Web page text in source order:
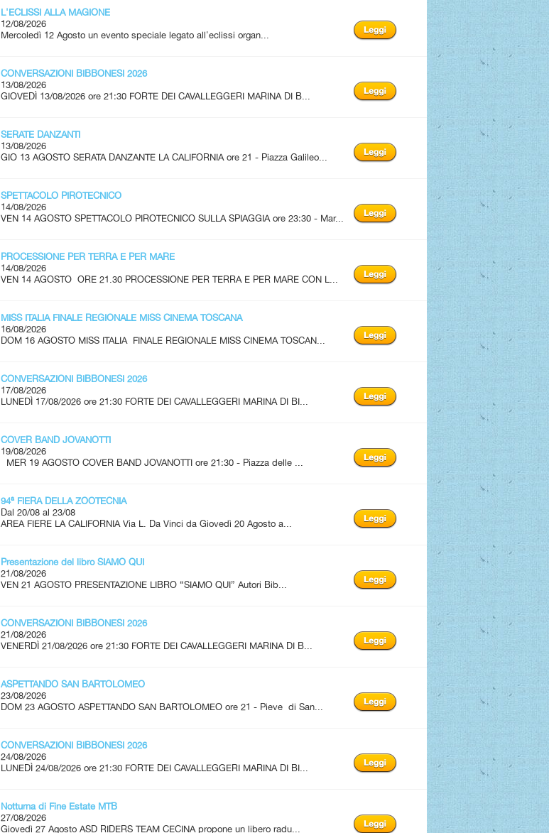
L'ECLISSI ALLA MAGIONE
12/08/2026
Mercoledì 12 Agosto un evento speciale legato all'eclissi organ...
CONVERSAZIONI BIBBONESI 2026
13/08/2026
GIOVEDÌ 13/08/2026 ore 21:30 FORTE DEI CAVALLEGGERI MARINA DI B...
SERATE DANZANTI
13/08/2026
GIO 13 AGOSTO SERATA DANZANTE LA CALIFORNIA ore 21 - Piazza Galileo...
SPETTACOLO PIROTECNICO
14/08/2026
VEN 14 AGOSTO SPETTACOLO PIROTECNICO SULLA SPIAGGIA ore 23:30 - Mar...
PROCESSIONE PER TERRA E PER MARE
14/08/2026
VEN 14 AGOSTO ORE 21.30 PROCESSIONE PER TERRA E PER MARE CON L...
MISS ITALIA FINALE REGIONALE MISS CINEMA TOSCANA
16/08/2026
DOM 16 AGOSTO MISS ITALIA FINALE REGIONALE MISS CINEMA TOSCAN...
CONVERSAZIONI BIBBONESI 2026
17/08/2026
LUNEDÌ 17/08/2026 ore 21:30 FORTE DEI CAVALLEGGERI MARINA DI BI...
COVER BAND JOVANOTTI
19/08/2026
MER 19 AGOSTO COVER BAND JOVANOTTI ore 21:30 - Piazza delle ...
94ª FIERA DELLA ZOOTECNIA
Dal 20/08 al 23/08
AREA FIERE LA CALIFORNIA Via L. Da Vinci da Giovedì 20 Agosto a...
Presentazione del libro SIAMO QUI
21/08/2026
VEN 21 AGOSTO PRESENTAZIONE LIBRO “SIAMO QUI” Autori Bib...
CONVERSAZIONI BIBBONESI 2026
21/08/2026
VENERDÌ 21/08/2026 ore 21:30 FORTE DEI CAVALLEGGERI MARINA DI B...
ASPETTANDO SAN BARTOLOMEO
23/08/2026
DOM 23 AGOSTO ASPETTANDO SAN BARTOLOMEO ore 21 - Pieve di San...
CONVERSAZIONI BIBBONESI 2026
24/08/2026
LUNEDÌ 24/08/2026 ore 21:30 FORTE DEI CAVALLEGGERI MARINA DI BI...
Notturna di Fine Estate MTB
27/08/2026
Giovedì 27 Agosto ASD RIDERS TEAM CECINA propone un libero radu...